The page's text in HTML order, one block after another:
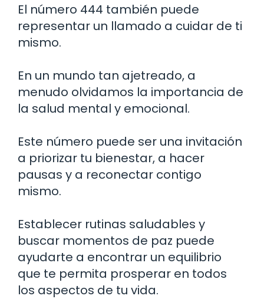
El número 444 también puede
representar un llamado a cuidar de ti
mismo.
En un mundo tan ajetreado, a
menudo olvidamos la importancia de
la salud mental y emocional.
Este número puede ser una invitación
a priorizar tu bienestar, a hacer
pausas y a reconectar contigo
mismo.
Establecer rutinas saludables y
buscar momentos de paz puede
ayudarte a encontrar un equilibrio
que te permita prosperar en todos
los aspectos de tu vida.